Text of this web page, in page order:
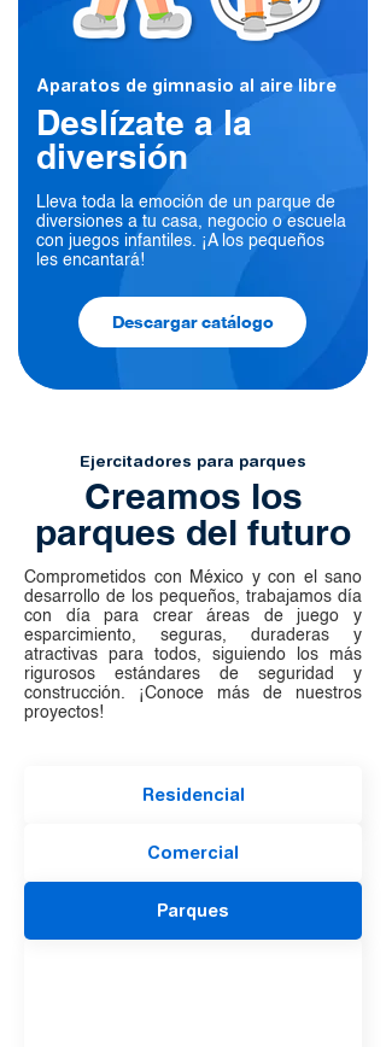
Aparatos de gimnasio al aire libre
Deslízate a la
diversión
Lleva toda la emoción de un parque de
diversiones a tu casa, negocio o escuela
con juegos infantiles. ¡A los pequeños
les encantará!
Descargar catálogo
Ejercitadores para parques
Creamos los
parques del futuro
Comprometidos con México y con el sano
desarrollo de los pequeños, trabajamos día
con día para crear áreas de juego y
esparcimiento, seguras, duraderas y
atractivas para todos, siguiendo los más
rigurosos estándares de seguridad y
construcción. ¡Conoce más de nuestros
proyectos!
Residencial
Comercial
Parques